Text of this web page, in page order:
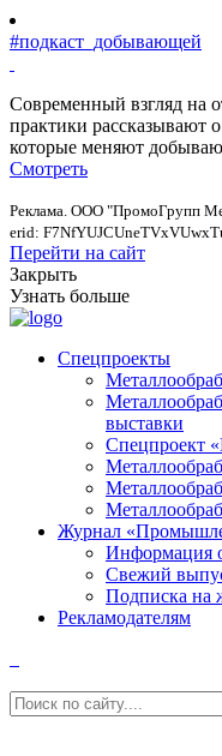
#подкаст_добывающей
Современный взгляд на
практики рассказывают
которые меняют
Смотреть
Реклама. ООО "ПромоГрупп
erid:
Перейти на сайт
Закрыть
Узнать больше
Спецпроекты
выставки
Спецпроект
Журнал
Информация
Свежий
Подписка на
Рекламодателям